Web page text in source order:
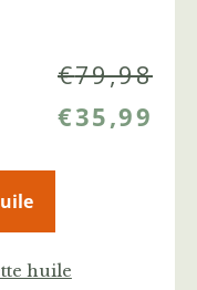
€79,98
€35,99
huile